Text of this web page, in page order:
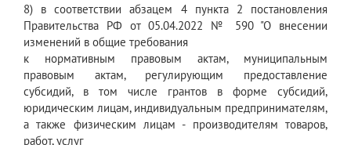
8) в соответствии абзацем 4 пункта 2 постановления
Правительства РФ от 05.04.2022 № 590 "О внесении
изменений в общие требования
к нормативным правовым актам, муниципальным
правовым актам, регулирующим предоставление
субсидий, в том числе грантов в форме субсидий,
юридическим лицам, индивидуальным предпринимателям,
а также физическим лицам - производителям товаров,
работ, услуг